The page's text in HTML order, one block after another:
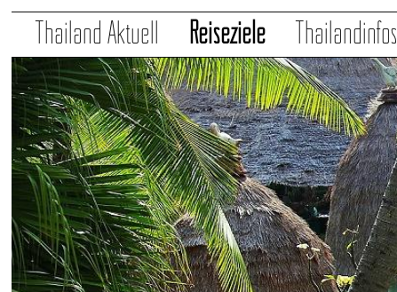
Thailand Aktuell Reiseziele Thailandinfos